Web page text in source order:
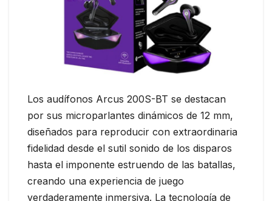
Los audífonos Arcus 200S-BT se destacan
por sus microparlantes dinámicos de 12 mm,
diseñados para reproducir con extraordinaria
fidelidad desde el sutil sonido de los disparos
hasta el imponente estruendo de las batallas,
creando una experiencia de juego
verdaderamente inmersiva. La tecnología de